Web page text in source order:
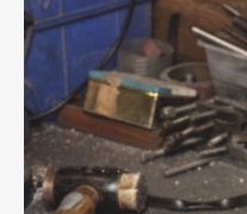
Pen
Official